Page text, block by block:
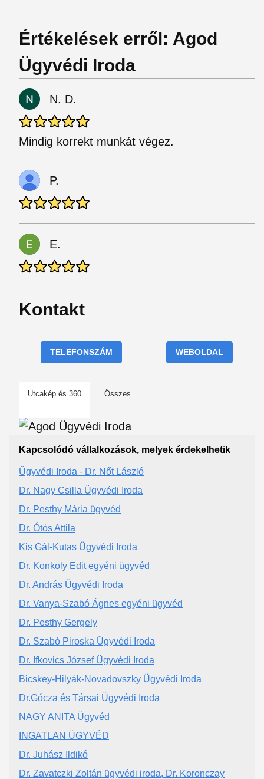
Értékelések erről: Agod
Ügyvédi Iroda
N. D.
Mindig korrekt munkát végez.
P.
E.
Kontakt
TELEFONSZÁM WEBOLDAL
Utcakép és 360 Összes
Kapcsolódó vállalkozások, melyek érdekelhetik
Ügyvédi Iroda - Dr. Nőt László
Dr. Nagy Csilla Ügyvédi Iroda
Dr. Pesthy Mária ügyvéd
Dr. Ótós Attila
Kis Gál-Kutas Ügyvédi Iroda
Dr. Konkoly Edit egyéni ügyvéd
Dr. András Ügyvédi Iroda
Dr. Vanya-Szabó Ágnes egyéni ügyvéd
Dr. Pesthy Gergely
Dr. Szabó Piroska Ügyvédi Iroda
Dr. Ifkovics József Ügyvédi Iroda
Bicskey-Hilyák-Novadovszky Ügyvédi Iroda
Dr.Gócza és Társai Ügyvédi Iroda
NAGY ANITA Ügyvéd
INGATLAN ÜGYVÉD
Dr. Juhász Ildikó
Dr. Zavatczki Zoltán ügyvédi iroda, Dr. Koronczay